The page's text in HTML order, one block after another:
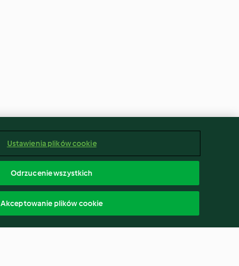
Ustawienia plików cookie
Odrzucenie wszystkich
Akceptowanie plików cookie